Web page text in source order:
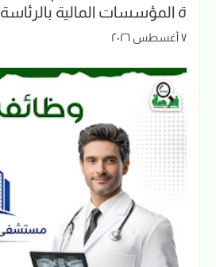
ة المؤسسات المالية بالرئاسة
٧ أغسطس ٢٠٢٦